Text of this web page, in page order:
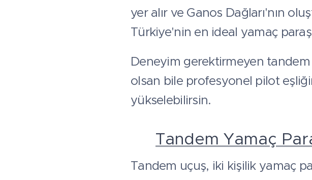
yer alır ve Ganos Dağları'nın
Türkiye'nin en ideal yamaç
Deneyim gerektirmeyen
olsan bile profesyonel pilot
yükselebilirsin.
Tandem Yamaç
Tandem uçuş, iki kişilik yamaç